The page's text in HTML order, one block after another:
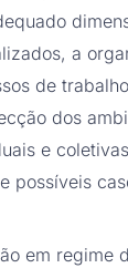
a
de
dos
e
possíveis
em regime